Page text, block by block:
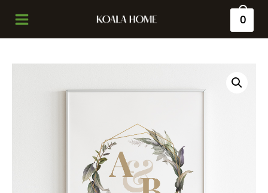
Main
0